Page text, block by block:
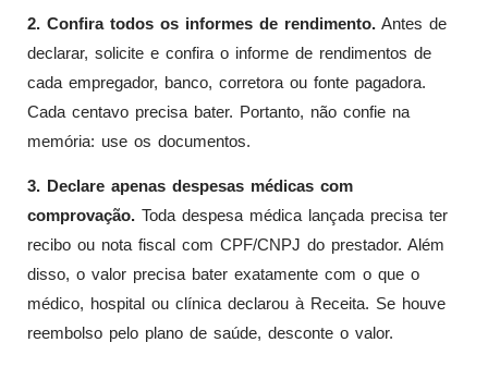
2. Confira todos os informes de rendimento. Antes de
declarar, solicite e confira o informe de rendimentos de
cada empregador, banco, corretora ou fonte pagadora.
Cada centavo precisa bater. Portanto, não confie na
memória: use os documentos.
3. Declare apenas despesas médicas com
comprovação. Toda despesa médica lançada precisa ter
recibo ou nota fiscal com CPF/CNPJ do prestador. Além
disso, o valor precisa bater exatamente com o que o
médico, hospital ou clínica declarou à Receita. Se houve
reembolso pelo plano de saúde, desconte o valor.